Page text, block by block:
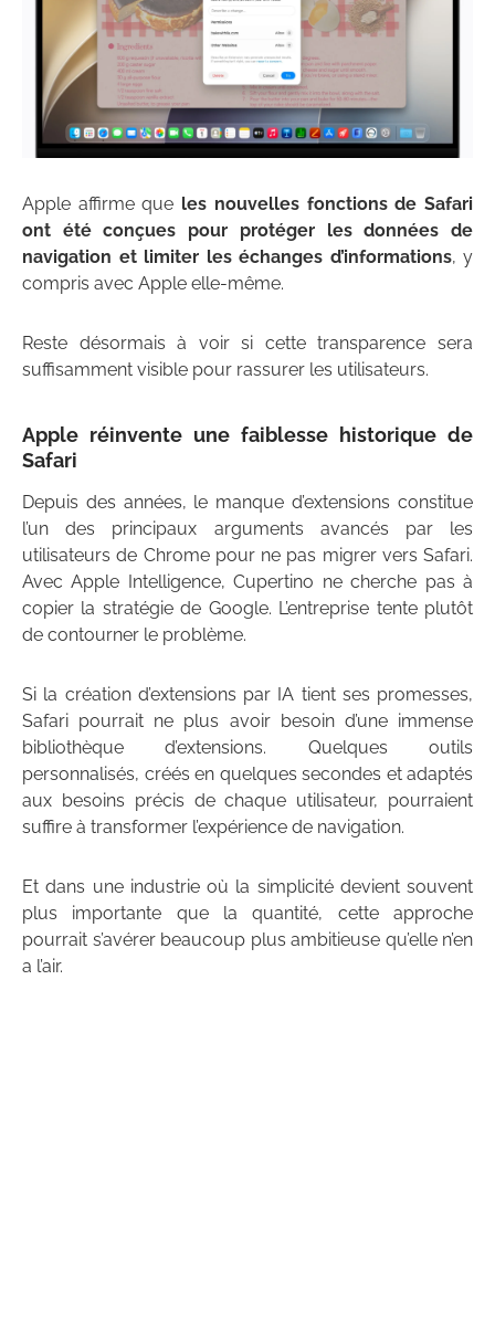
Apple affirme que les nouvelles fonctions de Safari
ont été conçues pour protéger les données de
navigation et limiter les échanges d’informations, y
compris avec Apple elle-même.
Reste désormais à voir si cette transparence sera
suffisamment visible pour rassurer les utilisateurs.
Apple réinvente une faiblesse historique de
Safari
Depuis des années, le manque d’extensions constitue
l’un des principaux arguments avancés par les
utilisateurs de Chrome pour ne pas migrer vers Safari.
Avec Apple Intelligence, Cupertino ne cherche pas à
copier la stratégie de Google. L’entreprise tente plutôt
de contourner le problème.
Si la création d’extensions par IA tient ses promesses,
Safari pourrait ne plus avoir besoin d’une immense
bibliothèque d’extensions. Quelques outils
personnalisés, créés en quelques secondes et adaptés
aux besoins précis de chaque utilisateur, pourraient
suffire à transformer l’expérience de navigation.
Et dans une industrie où la simplicité devient souvent
plus importante que la quantité, cette approche
pourrait s’avérer beaucoup plus ambitieuse qu’elle n’en
a l’air.